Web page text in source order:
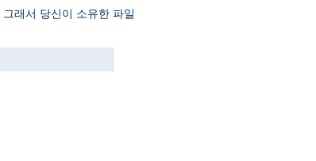
래서 당신이 소유한 파일